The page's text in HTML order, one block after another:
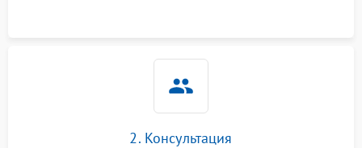
2. Консультация